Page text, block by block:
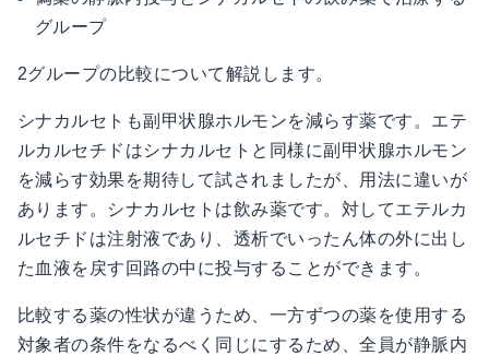
グループ
2グループの比較について解説します。
シナカルセトも副甲状腺ホルモンを減らす薬です。エテ
ルカルセチドはシナカルセトと同様に副甲状腺ホルモン
を減らす効果を期待して試されましたが、用法に違いが
あります。シナカルセトは飲み薬です。対してエテルカ
ルセチドは注射液であり、透析でいったん体の外に出し
た血液を戻す回路の中に投与することができます。
比較する薬の性状が違うため、一方ずつの薬を使用する
対象者の条件をなるべく同じにするため、全員が静脈内